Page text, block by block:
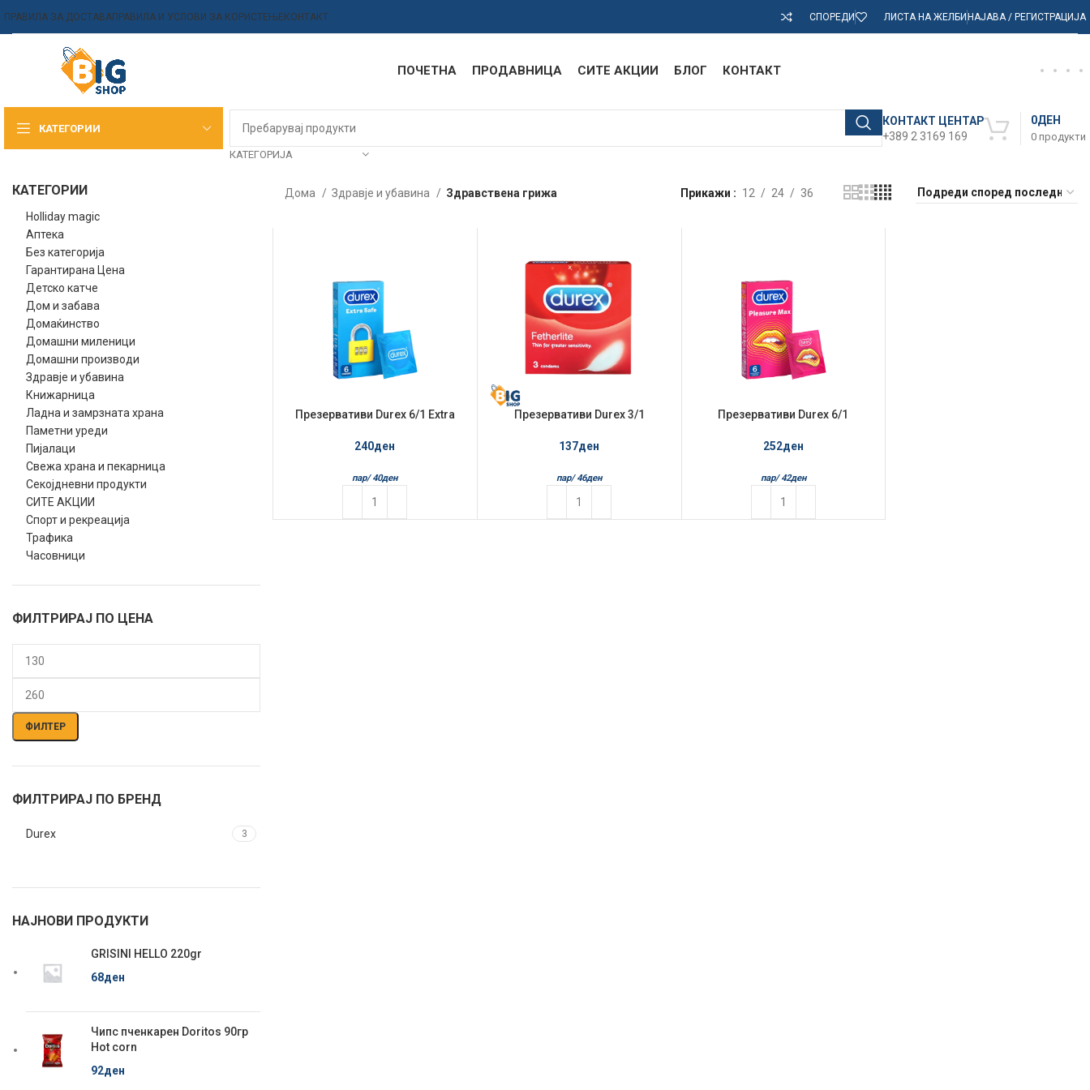
ПРАВИЛА ЗА ДОСТАВАПРАВИЛА И УСЛОВИ ЗА КОРИСТЕЊЕКОНТАКТ СПОРЕДИ ЛИСТА НА ЖЕЛБИНАЈАВА / РЕГИСТРАЦИЈА
ПОЧЕТНА ПРОДАВНИЦА СИТЕ АКЦИИ БЛОГ КОНТАКТ
КАТЕГОРИИ
КАТЕГОРИЈА
КОНТАКТ ЦЕНТАР
+389 2 3169 169
0 продукти
0ДЕН
КАТЕГОРИИ
Holliday magic
Аптека
Без категорија
Гарантирана Цена
Детско катче
Дом и забава
Домаќинство
Домашни миленици
Домашни производи
Здравје и убавина
Книжарница
Ладна и замрзната храна
Паметни уреди
Пијалаци
Свежа храна и пекарница
Секојдневни продукти
СИТЕ АКЦИИ
Спорт и рекреација
Трафика
Часовници
ФИЛТРИРАЈ ПО ЦЕНА
Мин.
цена
Макс.
цена
ФИЛТЕР
ФИЛТРИРАЈ ПО БРЕНД
Durex 3
НАЈНОВИ ПРОДУКТИ
GRISINI HELLO 220gr
68ден
Чипс пченкарен Doritos 90гр
Hot corn
92ден
Дома Здравје и убавина Здравствена грижа Прикажи 12 24 36
Презервативи Durex 6/1 Extra
240ден
пар/ 40ден
Презервативи Durex 3/1
137ден
пар/ 46ден
Презервативи Durex 6/1
252ден
пар/ 42ден